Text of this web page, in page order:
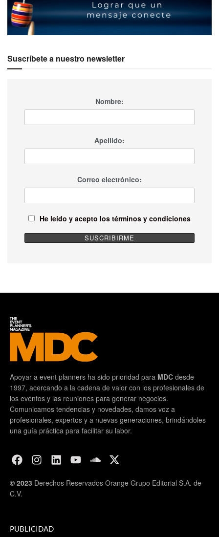
Suscríbete a nuestro newsletter
Nombre:
Apellido:
Correo electrónico:
He leído y acepto los términos y condiciones
Apoyar a event planners ha sido prioridad para MDC desde
1997, acercando a la cadena de valor con los profesionales de
los eventos y las reuniones para generar negocios.
Comunicamos tendencias y novedades, damos voz a
profesionales, expertos y a nuevas generaciones, brindándoles
una guía práctica para facilitar su labor.
© 2023 Derechos Reservados Orange Grupo Editorial S.A. de
C.V.
PUBLICIDAD